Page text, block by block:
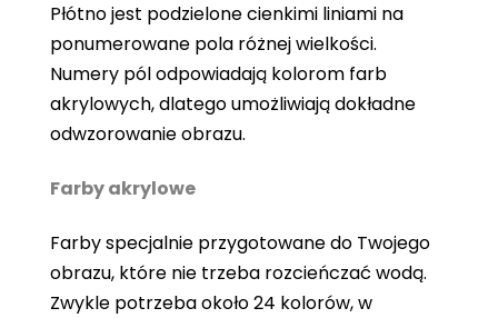
Płótno jest podzielone cienkimi liniami na
ponumerowane pola różnej wielkości.
Numery pól odpowiadają kolorom farb
akrylowych, dlatego umożliwiają dokładne
odwzorowanie obrazu.
Farby akrylowe
Farby specjalnie przygotowane do Twojego
obrazu, które nie trzeba rozcieńczać wodą.
Zwykle potrzeba około 24 kolorów, w